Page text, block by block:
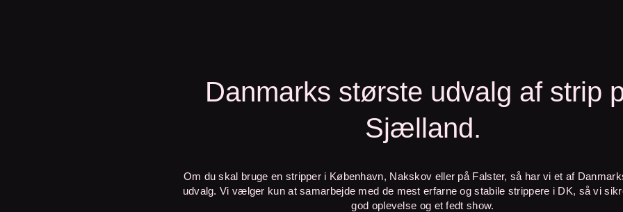
Danmarks største udvalg af strip
Sjælland.
Om du skal bruge en stripper i København, Nakskov eller på Falster, så har vi et af
udvalg.Vi vælger kun at samarbejde med de mest erfarne og stabile strippere i DK, så vi
god oplevelse og et fedt show.